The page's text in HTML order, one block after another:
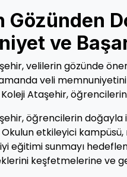
Gözünden
ve
velilerin gözünde
veli
Ataşehir,
öğrencilerin doğayla
etkileyici
eğitimi sunmayı
keşfetmelerine ve